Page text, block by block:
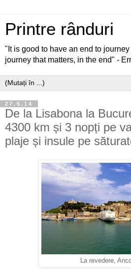
Printre rânduri
"It is good to have an end to
journey that matters, in the end" -
27.5.14
De la Lisabona la
4300 km și 3 nopți pe
plaje și insule pe
La revedere,